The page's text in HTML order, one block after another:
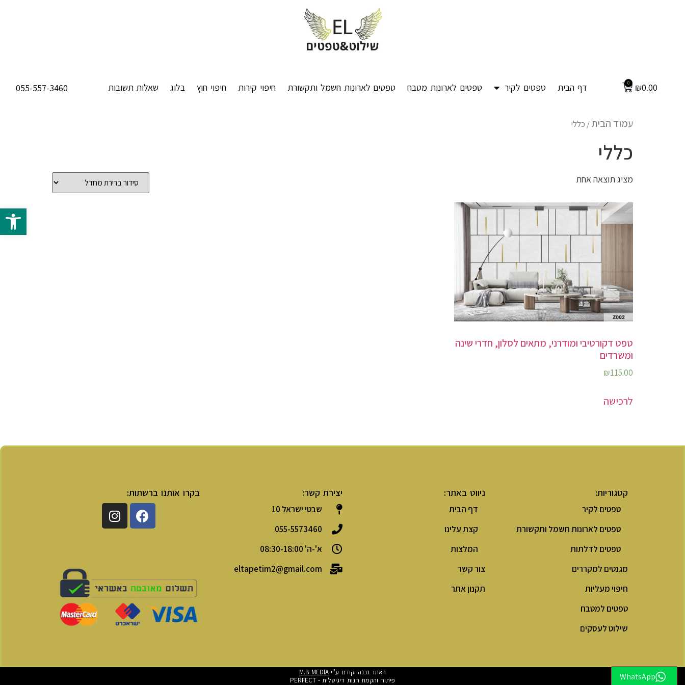
₪0.00
0 דף הבית טפטים לקיר טפטים לארונות מטבח טפטים לארונות חשמל ותקשורת חיפוי קירות חיפוי חוץ בלוג שאלות תשובות 055-557-3460
עמוד הבית/ כללי
כללי
מציג תוצאה אחת
טפט דקורטיבי ומודרני, מתאים לסלון, חדרי שינה
ומשרדים
₪115.00
לרכישה
קטגוריות:
טפטים לקיר
טפטים לארונות חשמל ותקשורת
טפטים לדלתות
מגנטים למקררים
חיפוי מעליות
טפטים למטבח
שילוט לעסקים
ניווט באתר:
דף הבית
קצת עלינו
המלצות
צור קשר
תקנון אתר
יצירת קשר:
שבטי ישראל 10
055-5573460
א'-ה' 08:30-18:00
eltapetim2@gmail.com
בקרו אותנו ברשתות:
האתר נבנה וקודם ע''י M.B MEDIA
פיתוח והקמת חנות דיגיטלית - PERFECT
WhatsApp